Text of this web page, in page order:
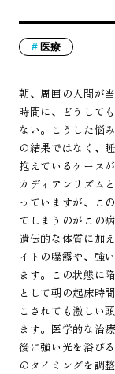
医療
朝、周囲の人間が
時間に、どうして
ない。こうした悩
の結果ではなく、
抱えているケース
カディアンリズム
っていますが、こ
てしまうのがこの
遺伝的な体質に加
イトの曝露や、強
ます。この状態に
として朝の起床時
こされても激しい
ます。医学的な治
後に強い光を浴び
のタイミングを調